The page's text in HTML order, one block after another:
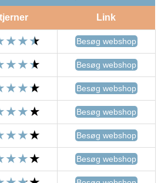
Link
Besøg webshop
Besøg webshop
Besøg webshop
Besøg webshop
Besøg webshop
Besøg webshop